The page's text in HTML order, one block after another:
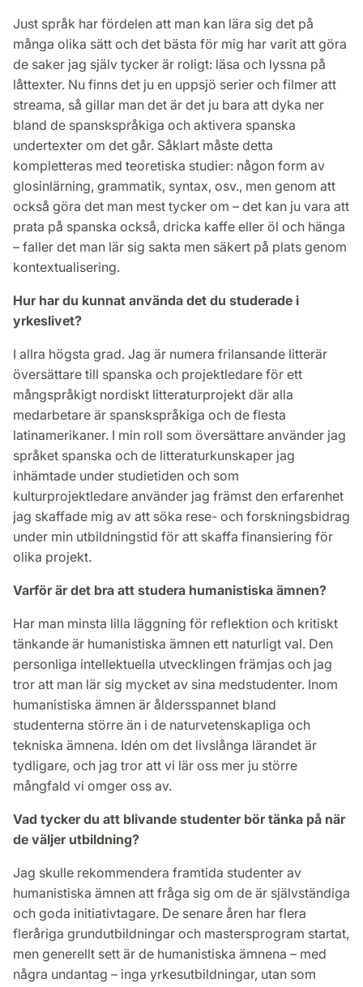
Just språk har fördelen att man kan lära sig det på
många olika sätt och det bästa för mig har varit att göra
de saker jag själv tycker är roligt: läsa och lyssna på
låttexter. Nu finns det ju en uppsjö serier och filmer att
streama, så gillar man det är det ju bara att dyka ner
bland de spanskspråkiga och aktivera spanska
undertexter om det går. Såklart måste detta
kompletteras med teoretiska studier: någon form av
glosinlärning, grammatik, syntax, osv., men genom att
också göra det man mest tycker om – det kan ju vara att
prata på spanska också, dricka kaffe eller öl och hänga
– faller det man lär sig sakta men säkert på plats genom
kontextualisering.
Hur har du kunnat använda det du studerade i
yrkeslivet?
I allra högsta grad. Jag är numera frilansande litterär
översättare till spanska och projektledare för ett
mångspråkigt nordiskt litteraturprojekt där alla
medarbetare är spanskspråkiga och de flesta
latinamerikaner. I min roll som översättare använder jag
språket spanska och de litteraturkunskaper jag
inhämtade under studietiden och som
kulturprojektledare använder jag främst den erfarenhet
jag skaffade mig av att söka rese- och forskningsbidrag
under min utbildningstid för att skaffa finansiering för
olika projekt.
Varför är det bra att studera humanistiska ämnen?
Har man minsta lilla läggning för reflektion och kritiskt
tänkande är humanistiska ämnen ett naturligt val. Den
personliga intellektuella utvecklingen främjas och jag
tror att man lär sig mycket av sina medstudenter. Inom
humanistiska ämnen är åldersspannet bland
studenterna större än i de naturvetenskapliga och
tekniska ämnena. Idén om det livslånga lärandet är
tydligare, och jag tror att vi lär oss mer ju större
mångfald vi omger oss av.
Vad tycker du att blivande studenter bör tänka på när
de väljer utbildning?
Jag skulle rekommendera framtida studenter av
humanistiska ämnen att fråga sig om de är självständiga
och goda initiativtagare. De senare åren har flera
fleråriga grundutbildningar och mastersprogram startat,
men generellt sett är de humanistiska ämnena – med
några undantag – inga yrkesutbildningar, utan som